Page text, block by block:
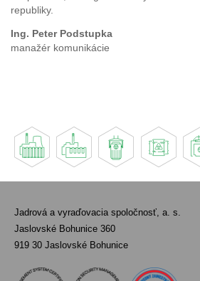
republiky.
Ing. Peter Podstupka
manažér komunikácie
Jadrová a vyraďovacia spoločnosť, a. s.
Jaslovské Bohunice 360
919 30 Jaslovské Bohunice